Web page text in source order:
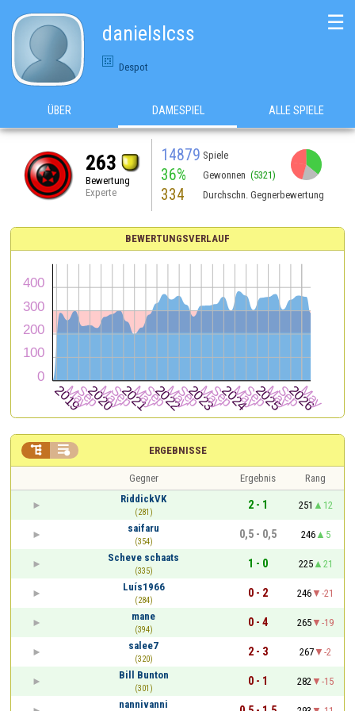
danielslcss
Despot
☰
ÜBER DAMESPIEL ALLE SPIELE
263
Bewertung
Experte
14879 Spiele
36% Gewonnen (5321)
334 Durchschn. Gegnerbewertung
BEWERTUNGSVERLAUF
ERGEBNISSE
 
Gegner Ergebnis
Rang
RiddickVK
(281)
2 - 1 251
12
saifaru
(354)
0,5 - 0,5 246
5
Scheve schaats
(335)
1 - 0 225
21
Luís1966
(284)
0 - 2 246
-21
mane
(394)
0 - 4 265
-19
salee7
(320)
2 - 3 267
-2
Bill Bunton
(301)
0 - 1 282
-15
nannivanni